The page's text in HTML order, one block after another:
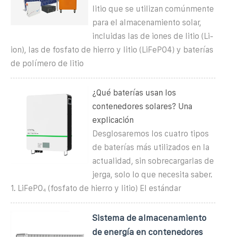
litio que se utilizan comúnmente
para el almacenamiento solar,
incluidas las de iones de litio (Li-
ion), las de fosfato de hierro y litio (LiFePO4) y baterías
de polímero de litio
¿Qué baterías usan los
contenedores solares? Una
explicación
Desglosaremos los cuatro tipos
de baterías más utilizados en la
actualidad, sin sobrecargarlas de
jerga, solo lo que necesita saber.
1. LiFePO₄ (fosfato de hierro y litio) El estándar
Sistema de almacenamiento
de energía en contenedores